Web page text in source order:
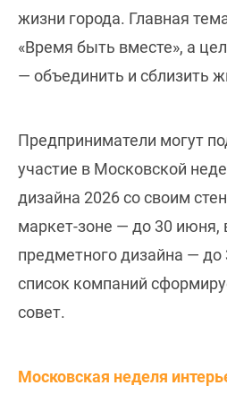
жизни города. Главная
«Время быть вместе», а
— объединить и сблизить
Предприниматели могут
участие в Московской
дизайна 2026 со своим
маркет-зоне — до 30 июня,
предметного дизайна —
список компаний
совет.
Московская неделя